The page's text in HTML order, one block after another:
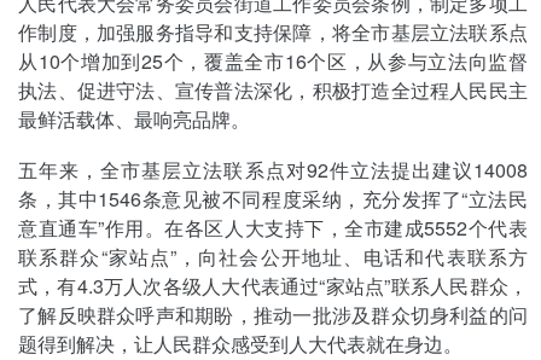
作制度，加强服务指导和支持保障，将全市基层立法联系点
从10个增加到25个，覆盖全市16个区，从参与立法向监督
执法、促进守法、宣传普法深化，积极打造全过程人民民主
最鲜活载体、最响亮品牌。
五年来，全市基层立法联系点对92件立法提出建议14008
条，其中1546条意见被不同程度采纳，充分发挥了“立法民
意直通车”作用。在各区人大支持下，全市建成5552个代表
联系群众“家站点”，向社会公开地址、电话和代表联系方
式，有4.3万人次各级人大代表通过“家站点”联系人民群众，
了解反映群众呼声和期盼，推动一批涉及群众切身利益的问
题得到解决，让人民群众感受到人大代表就在身边。